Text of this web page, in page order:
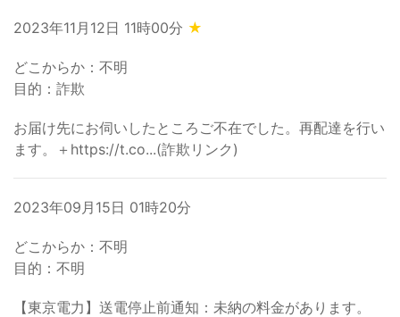
2023年11月12日 11時00分 ★
どこからか：不明
目的：詐欺
お届け先にお伺いしたところご不在でした。再配達を行い
ます。＋https://t.co...(詐欺リンク)
2023年09月15日 01時20分
どこからか：不明
目的：不明
【東京電力】送電停止前通知：未納の料金があります。